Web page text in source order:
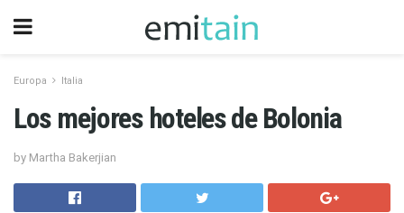
Europa Italia
Los mejores hoteles de Bolonia
by Martha Bakerjian